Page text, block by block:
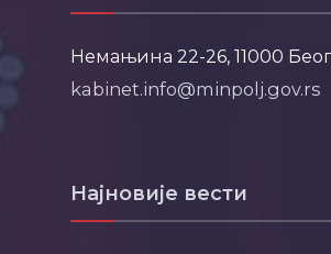
Немањина 22-26, 11000
kabinet.info@minpolj.gov.rs
Најновије вести